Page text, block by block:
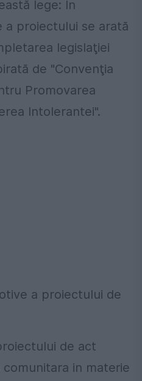
lege: În
a proiectului se arată
legislaţiei
de "Convenţia
Promovarea
Intolerantei".
a proiectului de
de act
in materie